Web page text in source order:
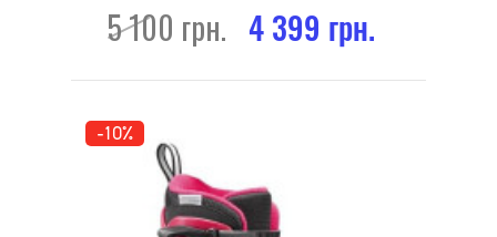
5 100 грн. 4 399 грн.
-10%